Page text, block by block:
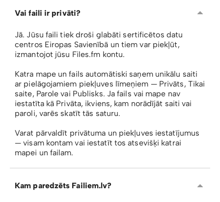
Vai faili ir privāti?
Jā. Jūsu faili tiek droši glabāti sertificētos datu
centros Eiropas Savienībā un tiem var piekļūt,
izmantojot jūsu Files.fm kontu.
Katra mape un fails automātiski saņem unikālu saiti
ar pielāgojamiem piekļuves līmeņiem — Privāts, Tikai
saite, Parole vai Publisks. Ja fails vai mape nav
iestatīta kā Privāta, ikviens, kam norādījāt saiti vai
paroli, varēs skatīt tās saturu.
Varat pārvaldīt privātuma un piekļuves iestatījumus
— visam kontam vai iestatīt tos atsevišķi katrai
mapei un failam.
Kam paredzēts Failiem.lv?